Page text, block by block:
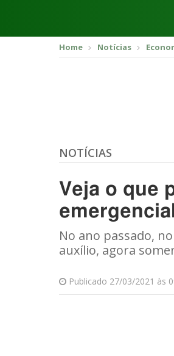
Home Notícias
NOTÍCIAS
Veja o que
No ano passado,
auxílio, agora
Publicado 27/03/2021 às